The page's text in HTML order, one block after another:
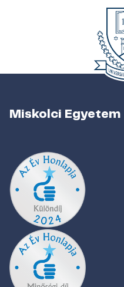
Miskolci Egyetem